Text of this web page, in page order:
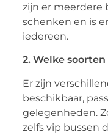
zijn er meerdere
schenken en is
iedereen.
2. Welke
Er zijn
beschikbaar,
gelegenheden.
zelfs vip bussen